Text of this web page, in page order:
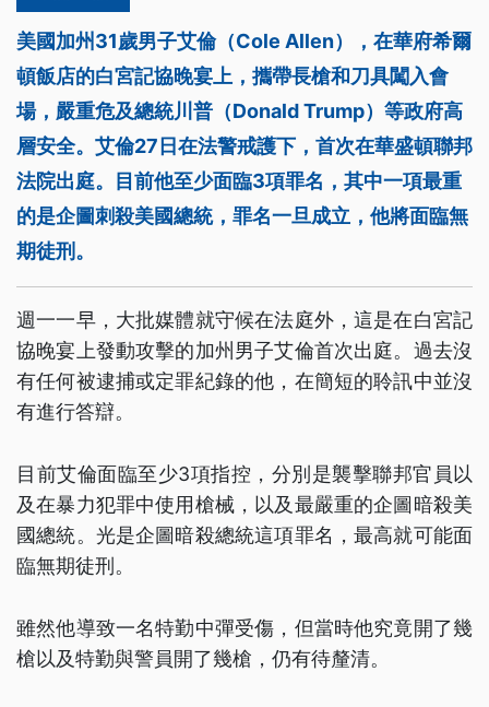
美國加州31歲男子艾倫（Cole Allen），在華府希爾
頓飯店的白宮記協晚宴上，攜帶長槍和刀具闖入會
場，嚴重危及總統川普（Donald Trump）等政府高
層安全。艾倫27日在法警戒護下，首次在華盛頓聯邦
法院出庭。目前他至少面臨3項罪名，其中一項最重
的是企圖刺殺美國總統，罪名一旦成立，他將面臨無
期徒刑。
週一一早，大批媒體就守候在法庭外，這是在白宮記
協晚宴上發動攻擊的加州男子艾倫首次出庭。過去沒
有任何被逮捕或定罪紀錄的他，在簡短的聆訊中並沒
有進行答辯。
目前艾倫面臨至少3項指控，分別是襲擊聯邦官員以
及在暴力犯罪中使用槍械，以及最嚴重的企圖暗殺美
國總統。光是企圖暗殺總統這項罪名，最高就可能面
臨無期徒刑。
雖然他導致一名特勤中彈受傷，但當時他究竟開了幾
槍以及特勤與警員開了幾槍，仍有待釐清。